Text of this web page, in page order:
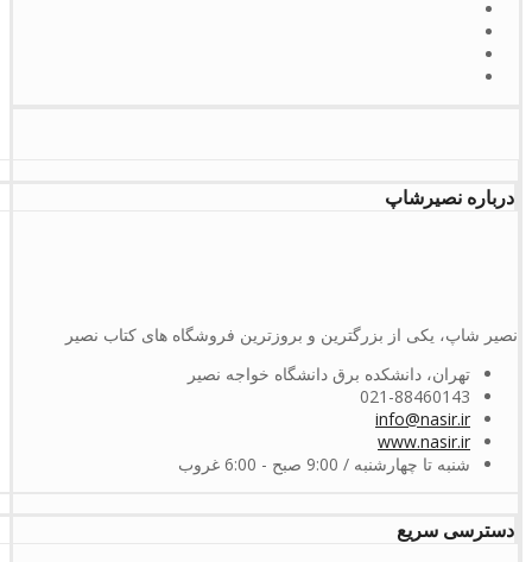
درباره نصیرشاپ
نصیر شاپ، یکی از بزرگترین و بروزترین فروشگاه های کتاب نصیر
تهران، دانشکده برق دانشگاه خواجه نصیر
021-88460143
info@nasir.ir
www.nasir.ir
شنبه تا چهارشنبه / 9:00 صبح - 6:00 غروب
دسترسی سریع